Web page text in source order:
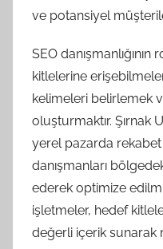
ve potansiyel
SEO
kitlelerine
kelimeleri belirlemek
oluşturmaktır. Şırnak
yerel pazarda
danışmanları
ederek optimize
işletmeler, hedef
değerli içerik sunarak